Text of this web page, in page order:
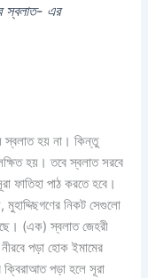
স্বলাত হয় না। কিন্তু
হয়। তবে স্বলাত সরবে
ফাতিহা পাঠ করতে হবে।
মুহাদ্দিছগণের নিকট সেগুলো
(এক) স্বলাত জেহরী
পড়া হোক ইমামের
ক্বিরাআত পড়া হলে সূরা